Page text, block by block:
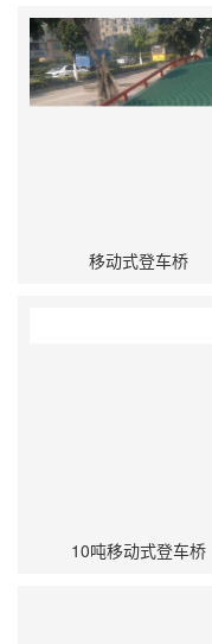
移动式登车桥
10吨移动式登车桥